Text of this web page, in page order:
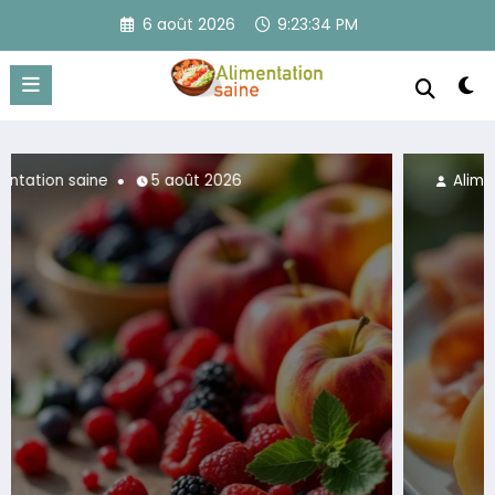
contenu
6 août 2026 9:23:36 PM
Alimentation saine 5 août 2026